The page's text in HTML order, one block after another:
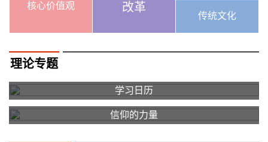
核心价值观
改革
传统文化
理论专题
学习日历
信仰的力量